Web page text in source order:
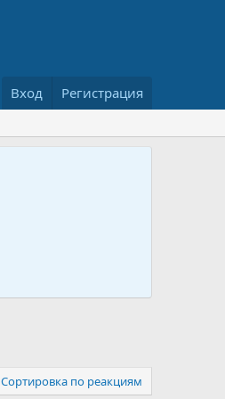
Вход Регистрация
Сортировка по реакциям